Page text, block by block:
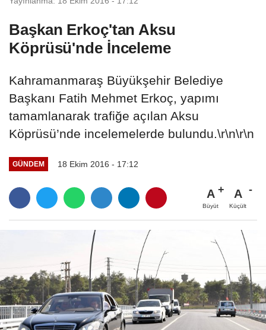
Başkan Erkoç'tan Aksu
Köprüsü'nde İnceleme
Kahramanmaraş Büyükşehir Belediye
Başkanı Fatih Mehmet Erkoç, yapımı
tamamlanarak trafiğe açılan Aksu
Köprüsü’nde incelemelerde bulundu.\r\n\r\n
GÜNDEM 18 Ekim 2016 - 17:12
A
Büyüt
A
Küçült